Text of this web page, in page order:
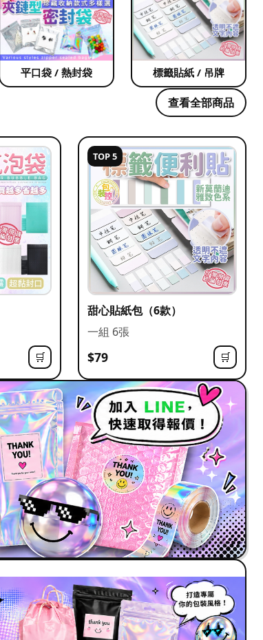
平口袋 / 熱封袋 標籤貼紙 / 吊牌
查看全部商品
🛒
TOP 5
甜心貼紙包（6款）
一組 6張
$79 🛒